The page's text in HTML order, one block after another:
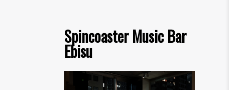
Spincoaster Music Bar
Ebisu